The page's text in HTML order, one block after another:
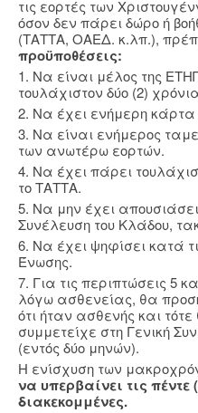
τις εορτές των
όσον δεν πάρει δώρο ή
(ΤΑΤΤΑ, ΟΑΕΔ. κ.λπ.),
προϋποθέσεις:
1. Να είναι μέλος της
τουλάχιστον δύο (2)
2. Να έχει ενήμερη
3. Να είναι ενήμερος
των ανωτέρω εορτών.
4. Να έχει πάρει
το ΤΑΤΤΑ.
5. Να μην έχει
Συνέλευση του Κλάδου,
6. Να έχει ψηφίσει κατά
Ένωσης.
7. Για τις περιπτώσεις 5
λόγω ασθενείας, θα
ότι ήταν ασθενής και τότε
συμμετείχε στη Γενική
(εντός δύο μηνών).
Η ενίσχυση των
να υπερβαίνει τις
διακεκομμένες.